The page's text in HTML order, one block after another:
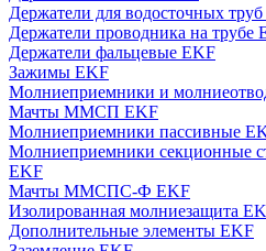
Держатели для водосточных
Держатели проводника на трубе
Держатели фальцевые EKF
Зажимы EKF
Молниеприемники и
Мачты ММСП EKF
Молниеприемники пассивные
Молниеприемники секционные
EKF
Мачты ММСПС-Ф EKF
Изолированная молниезащита
Дополнительные элементы EKF